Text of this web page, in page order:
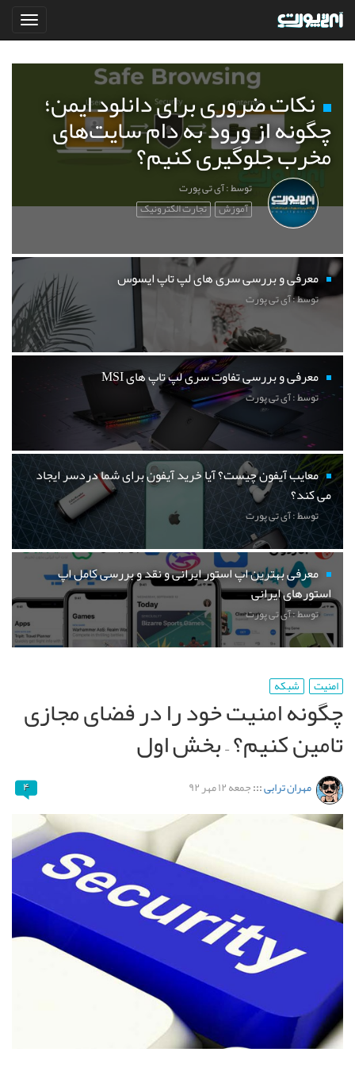
نکات ضروری برای دانلود ایمن؛
چگونه از ورود به دام سایت‌های
مخرب جلوگیری کنیم؟
توسط : آی تی پورت
آموزش تجارت الکترونیک
معرفی و بررسی سری های لپ تاپ ایسوس
توسط : آی تی پورت
معرفی و بررسی تفاوت سری لپ تاپ های MSI
توسط : آی تی پورت
معایب آیفون چیست؟ آیا خرید آیفون برای شما دردسر ایجاد
می کند؟
توسط : آی تی پورت
معرفی بهترین اپ استور ایرانی و نقد و بررسی کامل اپ
استورهای ایرانی
توسط : آی تی پورت
امنیت شبکه
چگونه امنیت خود را در فضای مجازی
تامین کنیم؟ – بخش اول
مهران ترابی:::جمعه ۱۲ مهر ۹۲ ۴